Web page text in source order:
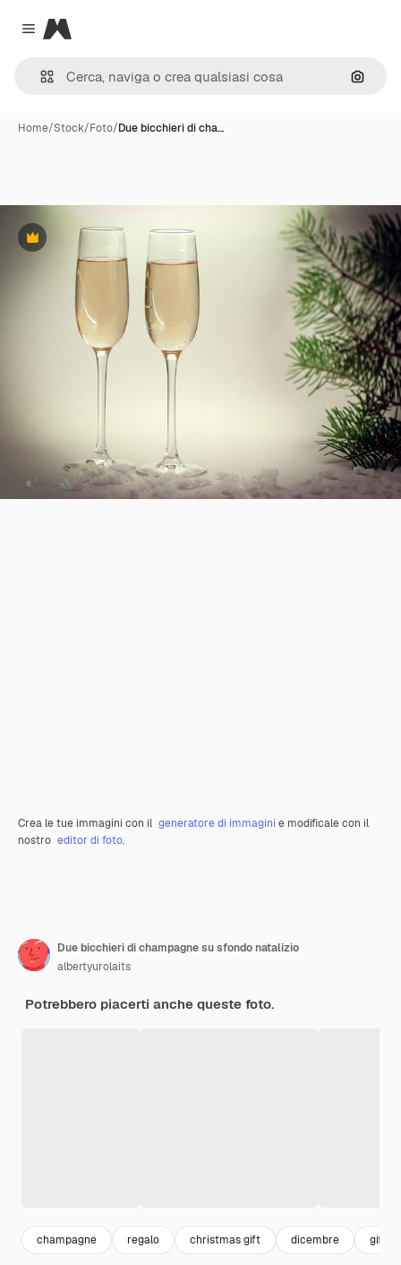
Close menu
Magnific
Cerca
Home/Stock/Foto/Due bicchieri di cha…
Premium
Crea le tue immagini con il generatore di immagini e modificale con il
nostro editor di foto.
Due bicchieri di champagne su sfondo natalizio
albertyurolaits
Potrebbero piacerti anche queste foto.
champagne regalo christmas gift dicembre gift